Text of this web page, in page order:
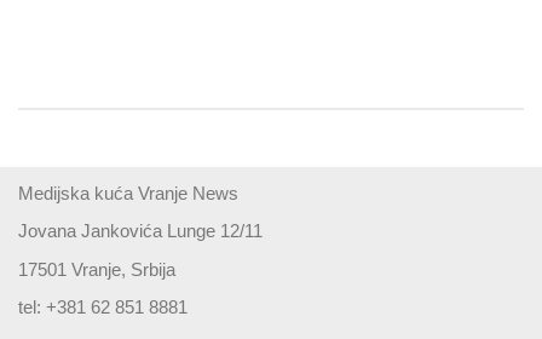
Medijska kuća Vranje News
Jovana Jankovića Lunge 12/11
17501 Vranje, Srbija
tel: +381 62 851 8881